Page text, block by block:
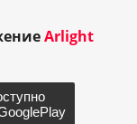
Arlight